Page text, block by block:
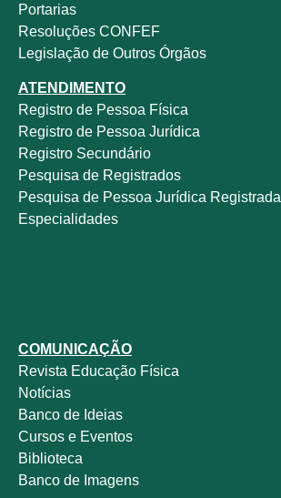
Portarias
Resoluções CONFEF
Legislação de Outros Órgãos
ATENDIMENTO
Registro de Pessoa Física
Registro de Pessoa Jurídica
Registro Secundário
Pesquisa de Registrados
Pesquisa de Pessoa Jurídica Registrada
Especialidades
COMUNICAÇÃO
Revista Educação Física
Notícias
Banco de Ideias
Cursos e Eventos
Biblioteca
Banco de Imagens